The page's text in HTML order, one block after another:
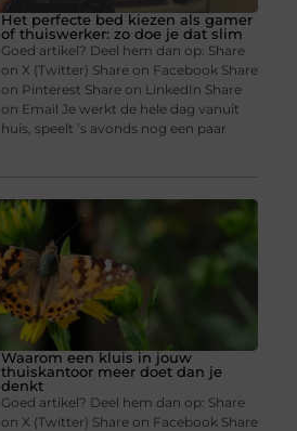
Het perfecte bed kiezen als gamer
of thuiswerker: zo doe je dat slim
Goed artikel? Deel hem dan op: Share
on X (Twitter) Share on Facebook Share
on Pinterest Share on LinkedIn Share
on Email Je werkt de hele dag vanuit
huis, speelt ’s avonds nog een paar
Waarom een kluis in jouw
thuiskantoor meer doet dan je
denkt
Goed artikel? Deel hem dan op: Share
on X (Twitter) Share on Facebook Share